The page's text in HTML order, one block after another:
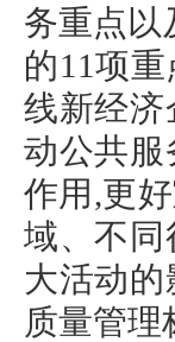
务重点以
的11项
线新经济
动公共服
作用,更
域、不同
大活动
质量管理